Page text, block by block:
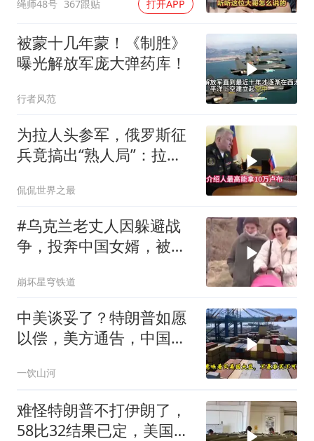
绳师48号 367跟贴 打开APP
被蒙十几年蒙！《制胜》
曝光解放军庞大弹药库！
行者风范
为拉人头参军，俄罗斯征
兵竟搞出“熟人局”：拉一
栽赃？
侃侃世界之最
#乌克兰老丈人因躲避战
争，投奔中国女婿，被眼
崩坏星穹铁道
中美谈妥了？特朗普如愿
以偿，美方通告，中国增
一饮山河
难怪特朗普不打伊朗了，
58比32结果已定，美国专